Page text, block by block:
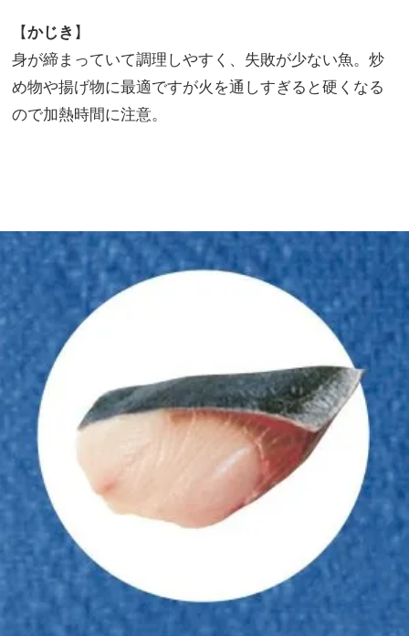
【かじき 】
身が締まっていて調理しやすく、失敗が少ない魚。炒
め物や揚げ物に最適ですが火を通しすぎると硬くなる
ので加熱時間に注意。